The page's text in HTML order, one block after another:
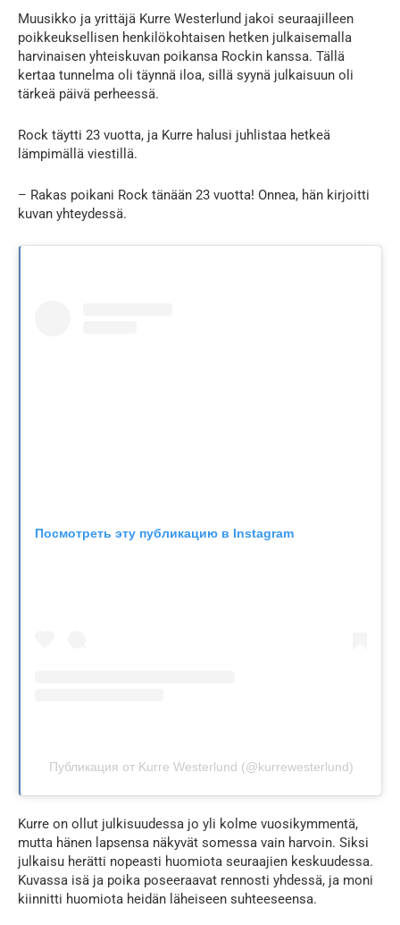
Muusikko ja yrittäjä Kurre Westerlund jakoi seuraajilleen
poikkeuksellisen henkilökohtaisen hetken julkaisemalla
harvinaisen yhteiskuvan poikansa Rockin kanssa. Tällä
kertaa tunnelma oli täynnä iloa, sillä syynä julkaisuun oli
tärkeä päivä perheessä.
Rock täytti 23 vuotta, ja Kurre halusi juhlistaa hetkeä
lämpimällä viestillä.
– Rakas poikani Rock tänään 23 vuotta! Onnea, hän kirjoitti
kuvan yhteydessä.
Посмотреть эту публикацию в Instagram
Публикация от Kurre Westerlund (@kurrewesterlund)
Kurre on ollut julkisuudessa jo yli kolme vuosikymmentä,
mutta hänen lapsensa näkyvät somessa vain harvoin. Siksi
julkaisu herätti nopeasti huomiota seuraajien keskuudessa.
Kuvassa isä ja poika poseeraavat rennosti yhdessä, ja moni
kiinnitti huomiota heidän läheiseen suhteeseensa.